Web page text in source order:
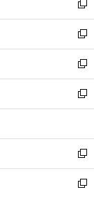
く
で
開
く
ド
ウ
で
開
く
い
ウ
ィ
ン
ド
ウ
で
開
新
し
い
ウ
ィ
ン
ド
ウ
開
く
新
し
い
ウ
ィ
ン
ウ
で
開
く
新
し
い
ウ
ン
ド
ウ
で
新
し
ウ
ィ
ン
ド
新
し
い
新